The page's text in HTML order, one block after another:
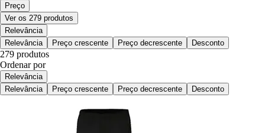
Preço
Ver os 279 produtos
Relevância
Relevância
Preço crescente Preço decrescente Desconto
279 produtos
Ordenar por
Relevância
Relevância
Preço crescente Preço decrescente Desconto